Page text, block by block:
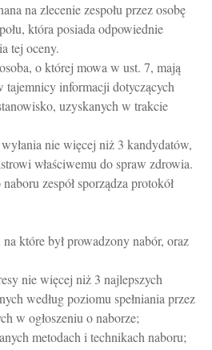
na zlecenie zespołu przez osobę
która posiada odpowiednie
tej oceny.
o której mowa w ust. 7, mają
tajemnicy informacji dotyczących
uzyskanych w trakcie
nie więcej niż 3 kandydatów,
właściwemu do spraw zdrowia.
zespół sporządza protokół
które był prowadzony nabór, oraz
nie więcej niż 3 najlepszych
według poziomu spełniania przez
w ogłoszeniu o naborze;
metodach i technikach naboru;